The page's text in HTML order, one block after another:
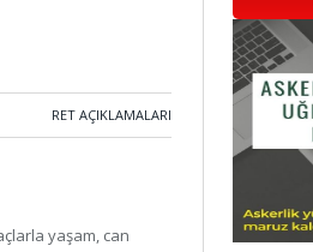
RET AÇIKLAMALARI
yaşam, can